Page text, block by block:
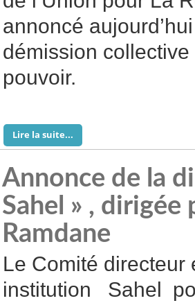
annoncé
démission collective
pouvoir.
Lire la suite...
Annonce de la
Sahel » ,
Ramdane
Le Comité directeur
institution Sahel